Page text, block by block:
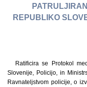
REPUBLIKO
Ratificira se Protokol
Slovenije, Policijo, in
Ravnateljstvom policije, o